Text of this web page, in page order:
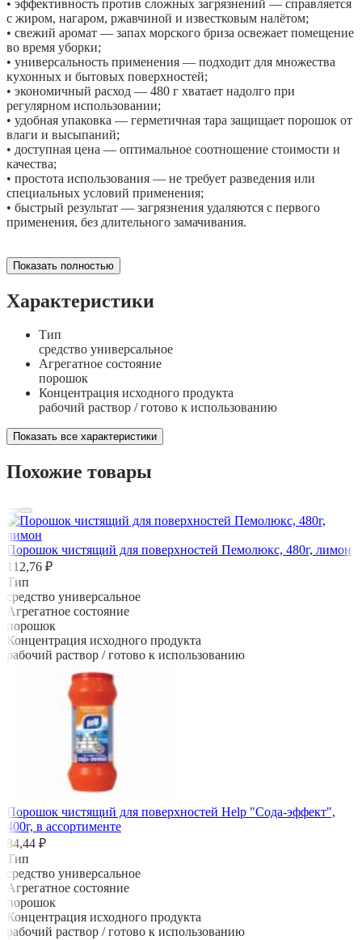
• эффективность против сложных загрязнений — справляется
с жиром, нагаром, ржавчиной и известковым налётом;
• свежий аромат — запах морского бриза освежает помещение
во время уборки;
• универсальность применения — подходит для множества
кухонных и бытовых поверхностей;
• экономичный расход — 480 г хватает надолго при
регулярном использовании;
• удобная упаковка — герметичная тара защищает порошок от
влаги и высыпаний;
• доступная цена — оптимальное соотношение стоимости и
качества;
• простота использования — не требует разведения или
специальных условий применения;
• быстрый результат — загрязнения удаляются с первого
применения, без длительного замачивания.
Показать полностью
Характеристики
Тип
средство универсальное
Агрегатное состояние
порошок
Концентрация исходного продукта
рабочий раствор / готово к использованию
Показать все характеристики
Похожие товары
Порошок чистящий для поверхностей Пемолюкс, 480г, лимон
112,76 ₽
Тип
средство универсальное
Агрегатное состояние
порошок
Концентрация исходного продукта
рабочий раствор / готово к использованию
Порошок чистящий для поверхностей Help "Сода-эффект",
400г, в ассортименте
84,44 ₽
Тип
средство универсальное
Агрегатное состояние
порошок
Концентрация исходного продукта
рабочий раствор / готово к использованию